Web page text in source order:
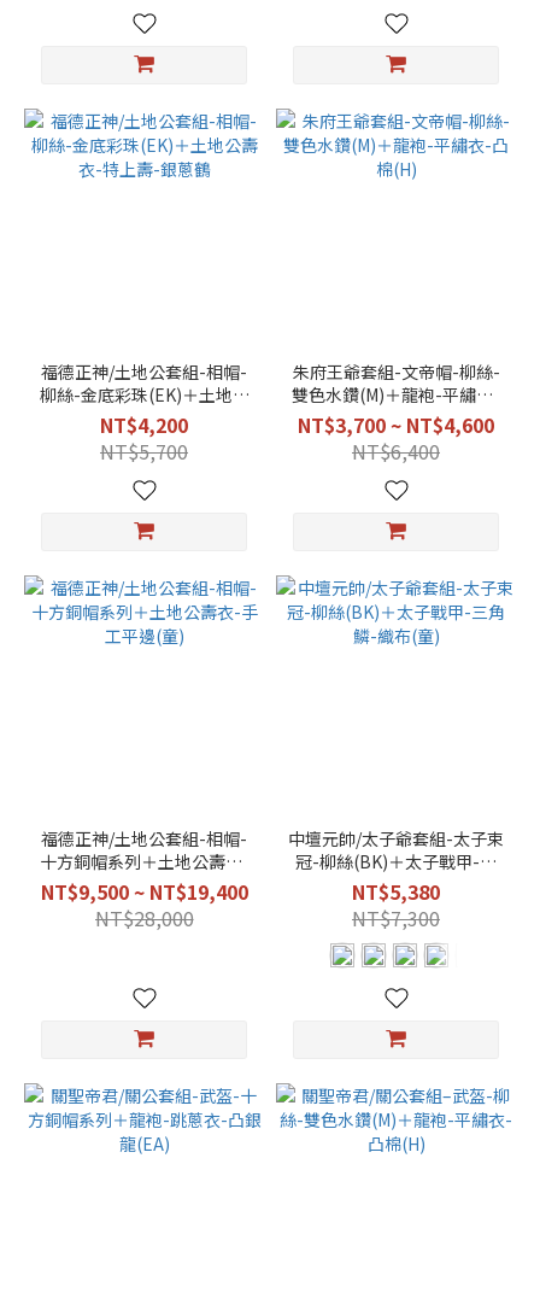
紫
色
(4)
(2)
粉
福德正神/土地公套組-相帽-
柳絲-金底彩珠(EK)＋土地公
壽衣-特上壽-銀蔥鶴
NT$4,200
NT$5,700
朱府王爺套組-文帝帽-柳絲-
雙色水鑽(M)＋龍袍-平繡衣-
凸棉(H)
NT$3,700 ~ NT$4,600
NT$6,400
福德正神/土地公套組-相帽-
十方銅帽系列＋土地公壽衣-
手工平邊(童)
NT$9,500 ~ NT$19,400
NT$28,000
中壇元帥/太子爺套組-太子束
冠-柳絲(BK)＋太子戰甲-三
角鱗-織布(童)
NT$5,380
NT$7,300